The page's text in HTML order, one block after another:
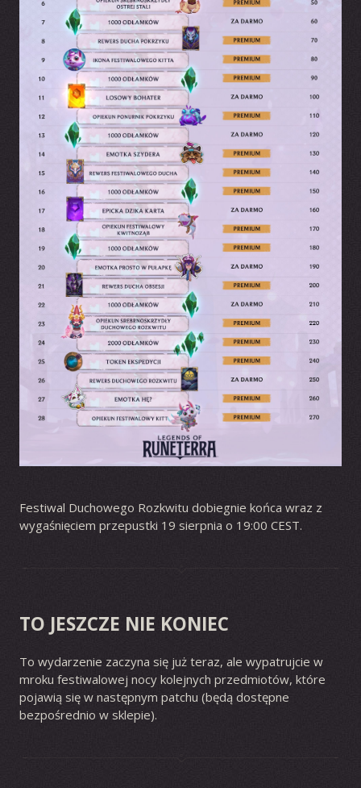
Festiwal Duchowego Rozkwitu dobiegnie końca wraz z
wygaśnięciem przepustki 19 sierpnia o 19:00 CEST.
TO JESZCZE NIE KONIEC
To wydarzenie zaczyna się już teraz, ale wypatrujcie w
mroku festiwalowej nocy kolejnych przedmiotów, które
pojawią się w następnym patchu (będą dostępne
bezpośrednio w sklepie).